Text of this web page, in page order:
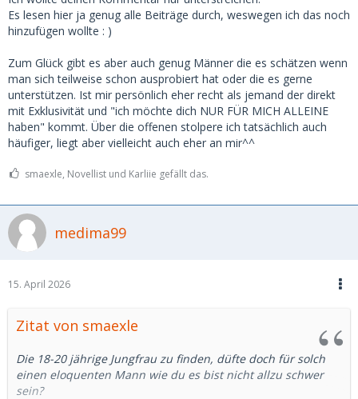
Mann eigentlich nicht nochmal ein zweites Mal wieder
sehen? Scheitert ja auch teilweise am Gegenüber der nicht
Sollen alles keine Ausreden sein, aber ich finde über einige
Punkte könnte man auch nachdenken.
Sonst kann es auch einfach Spaß machen. Ich kenne da
auch einige denen erste Male einfach Spaß machen, weil es
für sie so aufregend und neu ist. Ich bin da eher für
grün versifften Berlin wo ja jeder noch Poly ist ; )
Es lesen hier ja genug alle Beiträge durch, weswegen ich das noch
hinzufügen wollte : )
Zum Glück gibt es aber auch genug Männer die es schätzen wenn
man sich teilweise schon ausprobiert hat oder die es gerne
unterstützen. Ist mir persönlich eher recht als jemand der direkt
mit Exklusivität und "ich möchte dich NUR FÜR MICH ALLEINE
haben" kommt. Über die offenen stolpere ich tatsächlich auch
häufiger, liegt aber vielleicht auch eher an mir^^
smaexle, Novellist und Karliie gefällt das.
medima99
15. April 2026
Zitat von smaexle
Die 18-20 jährige Jungfrau zu finden, düfte doch für solch
einen eloquenten Mann wie du es bist nicht allzu schwer
sein?